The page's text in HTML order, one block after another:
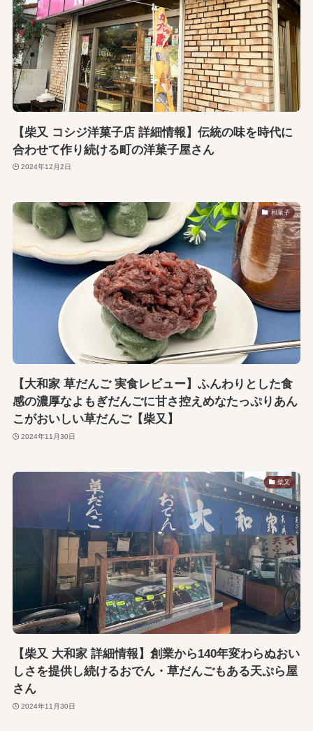
【柴又 コシジ洋菓子店 詳細情報】伝統の味を時代に
合わせて作り続ける町の洋菓子屋さん
2024年12月2日
和菓子
【大和家 草だんご 実食レビュー】ふんわりとした食
感の濃厚なよもぎだんごに甘さ控えめなたっぷりあん
こがおいしい草だんご【柴又】
2024年11月30日
柴又
【柴又 大和家 詳細情報】創業から140年変わらぬおい
しさを提供し続けるおでん・草だんごもある天ぷら屋
さん
2024年11月30日